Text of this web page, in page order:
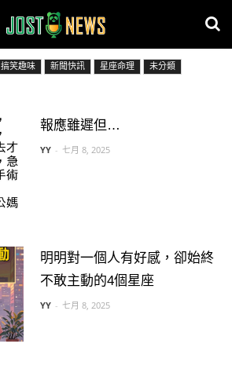
搞笑趣味 新聞快訊 星座命理
未分類
報應雖遲但…
YY - 七月 8, 2025
明明對一個人有好感，卻始終
不敢主動的4個星座
YY - 七月 8, 2025